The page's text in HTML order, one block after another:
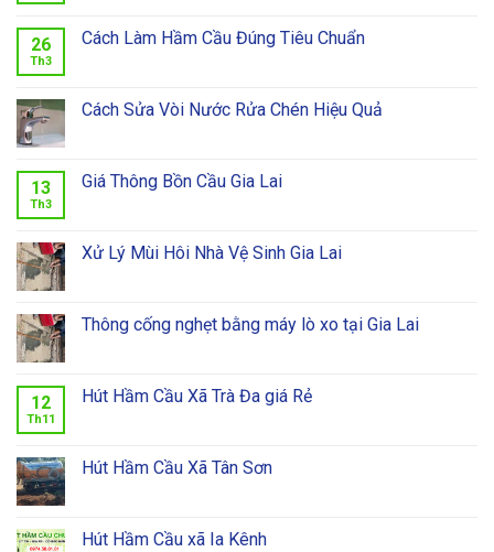
26
Th3
Cách Làm Hầm Cầu Đúng Tiêu Chuẩn
Cách Sửa Vòi Nước Rửa Chén Hiệu Quả
13
Th3
Giá Thông Bồn Cầu Gia Lai
Xử Lý Mùi Hôi Nhà Vệ Sinh Gia Lai
Thông cống nghẹt bằng máy lò xo tại Gia Lai
12
Th11
Hút Hầm Cầu Xã Trà Đa giá Rẻ
Hút Hầm Cầu Xã Tân Sơn
Hút Hầm Cầu xã Ia Kênh